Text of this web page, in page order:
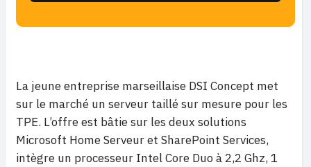
La jeune entreprise marseillaise DSI Concept met
sur le marché un serveur taillé sur mesure pour les
TPE. L’offre est bâtie sur les deux solutions
Microsoft Home Serveur et SharePoint Services,
intègre un processeur Intel Core Duo à 2,2 Ghz, 1